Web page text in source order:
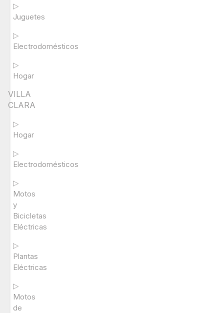
▷
Juguetes
▷
Electrodomésticos
▷
Hogar
VILLA
CLARA
▷
Hogar
▷
Electrodomésticos
▷
Motos
y
Bicicletas
Eléctricas
▷
Plantas
Eléctricas
▷
Motos
de